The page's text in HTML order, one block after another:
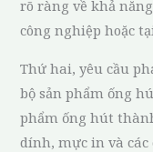
rõ ràng về khả
công nghiệp hoặc
Thứ hai, yêu cầu
bộ sản phẩm ống
phẩm ống hút
dính, mực in và